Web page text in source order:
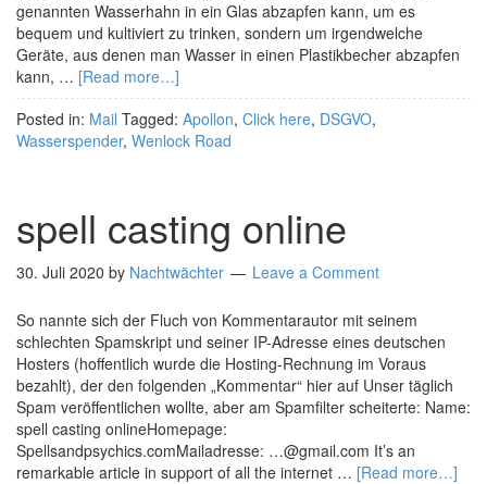
genannten Wasserhahn in ein Glas abzapfen kann, um es
bequem und kultiviert zu trinken, sondern um irgendwelche
Geräte, aus denen man Wasser in einen Plastikbecher abzapfen
kann, … [Read more…]
Posted in: Mail Tagged: Apollon, Click here, DSGVO,
Wasserspender, Wenlock Road
spell casting online
30. Juli 2020 by Nachtwächter Leave a Comment
So nannte sich der Fluch von Kommentarautor mit seinem
schlechten Spamskript und seiner IP-Adresse eines deutschen
Hosters (hoffentlich wurde die Hosting-Rechnung im Voraus
bezahlt), der den folgenden „Kommentar“ hier auf Unser täglich
Spam veröffentlichen wollte, aber am Spamfilter scheiterte: Name:
spell casting onlineHomepage:
Spellsandpsychics.comMailadresse: …@gmail.com It’s an
remarkable article in support of all the internet … [Read more…]